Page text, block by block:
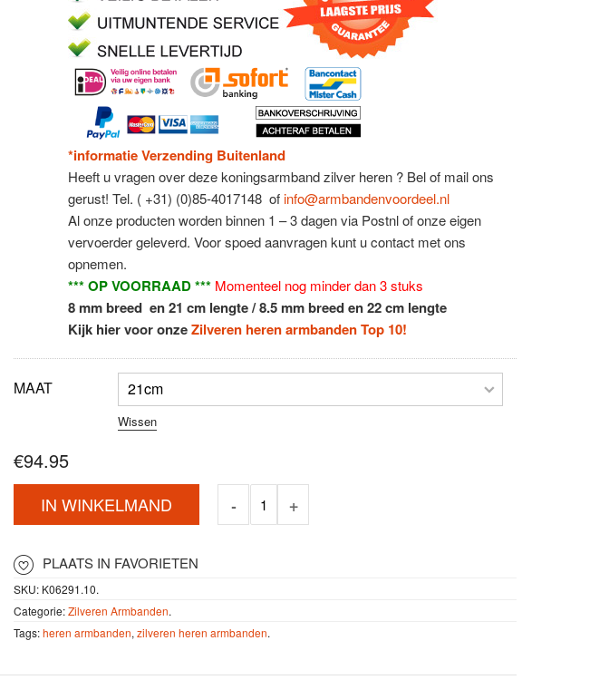
*informatie Verzending Buitenland
Heeft u vragen over deze koningsarmband zilver heren ? Bel of mail ons
gerust! Tel. ( +31) (0)85-4017148 ofinfo@armbandenvoordeel.nl
Al onze producten worden binnen 1 – 3 dagen via Postnl of onze eigen
vervoerder geleverd. Voor spoed aanvragen kunt u contact met ons
opnemen.
*** OP VOORRAAD *** Momenteel nog minder dan3 stuks
8 mm breed en 21 cm lengte / 8.5 mm breed en 22 cm lengte
Kijk hier voor onzeZilveren heren armbanden Top 10!
MAAT
Wissen
€94.95
IN WINKELMAND
PLAATS IN FAVORIETEN
SKU: K06291.10.
Categorie:Zilveren Armbanden.
Tags:heren armbanden, zilveren heren armbanden.